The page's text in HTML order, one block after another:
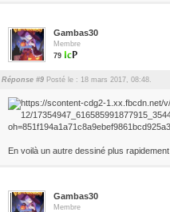
Gambas30
Membre
79
Réponse #9 Posté le : 18 mars 2017, 08:48.
En voilà un autre dessiné plus rapidement
Gambas30
Membre